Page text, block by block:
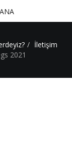
İletişim
2021